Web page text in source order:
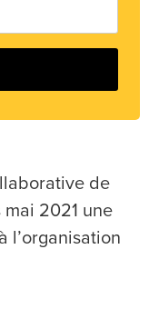
de
2021 une
l’organisation